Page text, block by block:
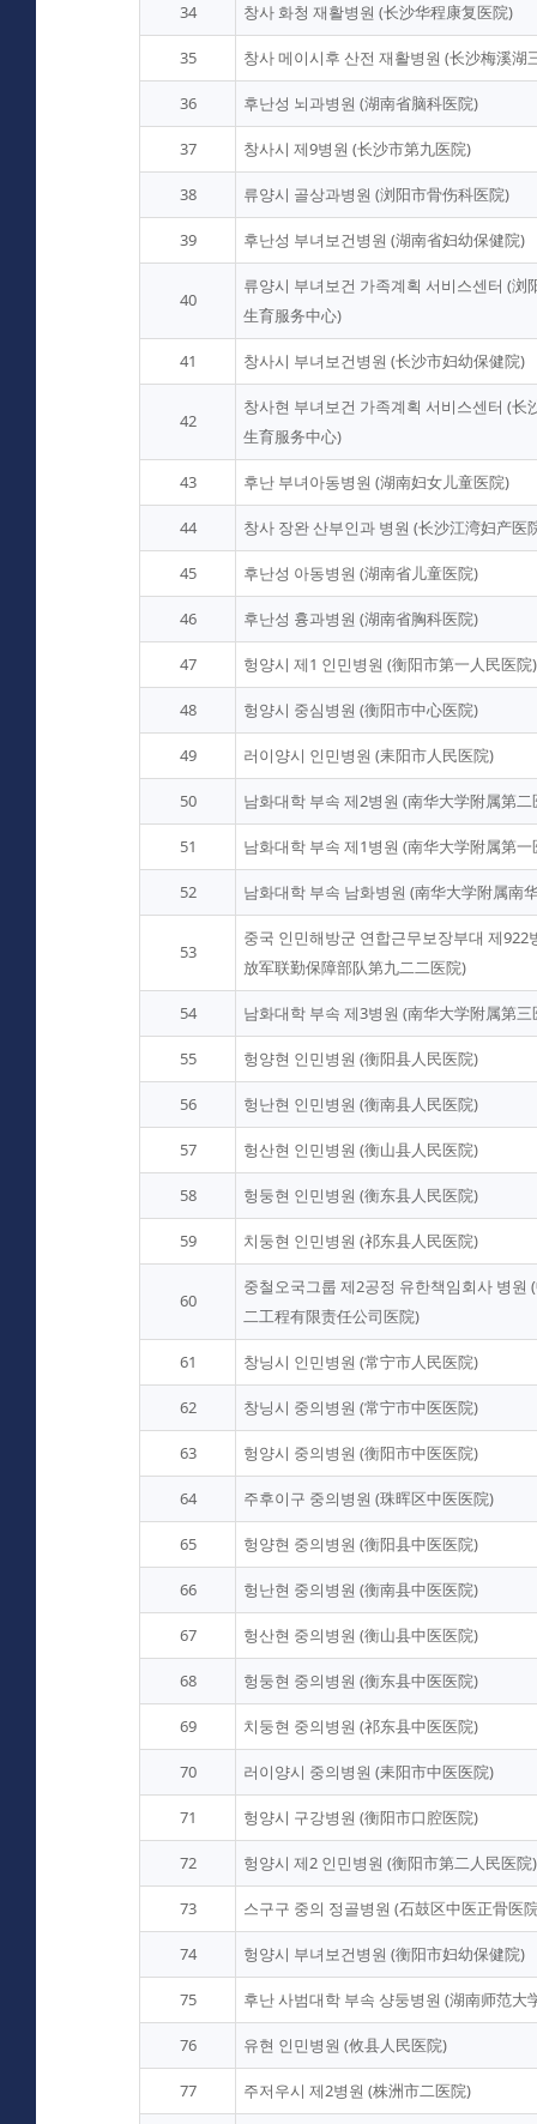
34 창사 화청 재활병원 (长沙华程康复医院)
35 창사 메이시후 산전 재활병원 (长沙梅溪湖
36 후난성 뇌과병원 (湖南省脑科医院)
37 창사시 제9병원 (长沙市第九医院)
38 류양시 골상과병원 (浏阳市骨伤科医院)
39 후난성 부녀보건병원 (湖南省妇幼保健院)
40
류양시 부녀보건 가족계획 서비스센터 (浏
生育服务中心)
41 창사시 부녀보건병원 (长沙市妇幼保健院)
42
창사현 부녀보건 가족계획 서비스센터 (长
生育服务中心)
43 후난 부녀아동병원 (湖南妇女儿童医院)
44 창사 장완 산부인과 병원 (长沙江湾妇产医
45 후난성 아동병원 (湖南省儿童医院)
46 후난성 흉과병원 (湖南省胸科医院)
47 헝양시 제1 인민병원 (衡阳市第一人民医院)
48 헝양시 중심병원 (衡阳市中心医院)
49 러이양시 인민병원 (耒阳市人民医院)
50 남화대학 부속 제2병원 (南华大学附属第二
51 남화대학 부속 제1병원 (南华大学附属第一
52 남화대학 부속 남화병원 (南华大学附属南
53
중국 인민해방군 연합근무보장부대 제922
放军联勤保障部队第九二二医院)
54 남화대학 부속 제3병원 (南华大学附属第三
55 헝양현 인민병원 (衡阳县人民医院)
56 헝난현 인민병원 (衡南县人民医院)
57 헝산현 인민병원 (衡山县人民医院)
58 헝둥현 인민병원 (衡东县人民医院)
59 치둥현 인민병원 (祁东县人民医院)
60
중철오국그룹 제2공정 유한책임회사 병원
二工程有限责任公司医院)
61 창닝시 인민병원 (常宁市人民医院)
62 창닝시 중의병원 (常宁市中医医院)
63 헝양시 중의병원 (衡阳市中医医院)
64 주후이구 중의병원 (珠晖区中医医院)
65 헝양현 중의병원 (衡阳县中医医院)
66 헝난현 중의병원 (衡南县中医医院)
67 헝산현 중의병원 (衡山县中医医院)
68 헝둥현 중의병원 (衡东县中医医院)
69 치둥현 중의병원 (祁东县中医医院)
70 러이양시 중의병원 (耒阳市中医医院)
71 헝양시 구강병원 (衡阳市口腔医院)
72 헝양시 제2 인민병원 (衡阳市第二人民医院)
73 스구구 중의 정골병원 (石鼓区中医正骨医
74 헝양시 부녀보건병원 (衡阳市妇幼保健院)
75 후난 사범대학 부속 샹둥병원 (湖南师范大
76 유현 인민병원 (攸县人民医院)
77 주저우시 제2병원 (株洲市二医院)